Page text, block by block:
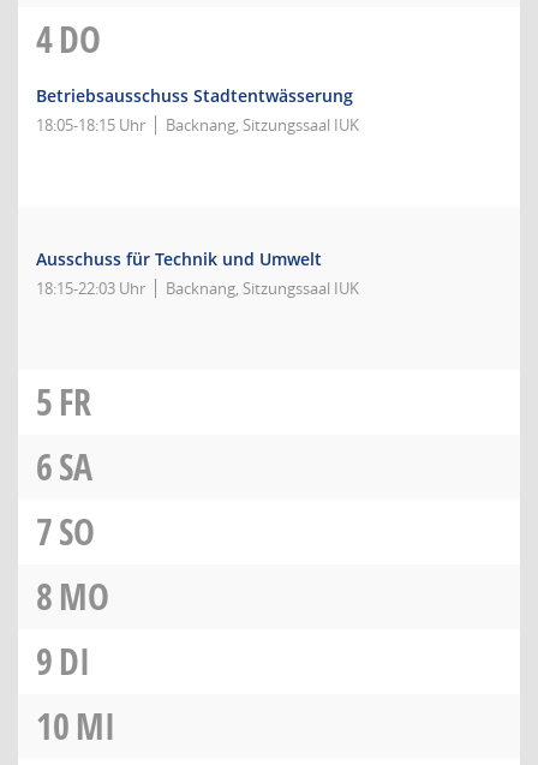
4DO
Betriebsausschuss Stadtentwässerung
18:05-18:15 Uhr Backnang, Sitzungssaal IUK
Ausschuss für Technik und Umwelt
18:15-22:03 Uhr Backnang, Sitzungssaal IUK
5FR
6SA
7SO
8MO
9DI
10MI